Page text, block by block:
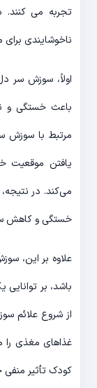
تجربه می
ناخوشایندی برای
اولاً، سوزش سر
باعث خستگی و
مرتبط با سوزش
یافتن موقعیت
می‌کند. در
خستگی و کاهش
علاوه بر این،
باشد، بر
از شروع علائم
غذاهای مغذی
کودک تأثیر